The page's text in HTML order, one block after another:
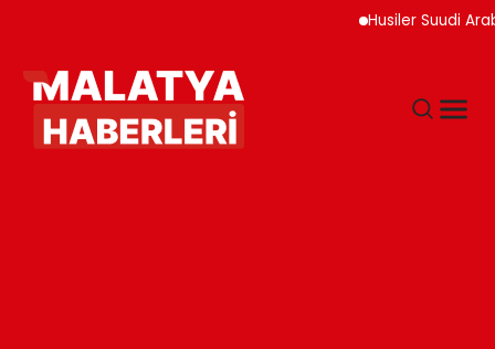
Husiler Suudi